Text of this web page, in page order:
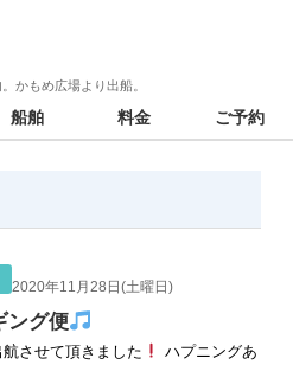
かもめ広場より出船。
船舶 料金 ご予約
2020年11月28日(土曜日)
ング便
させて頂きました
ハプニングあ